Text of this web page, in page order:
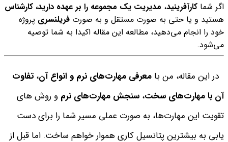
اگر شما کارآفرینید، مدیریت یک مجموعه را بر عهده دارید، کارشناس
هستید و یا حتی به صورت مستقل و به صورت فریلنسری پروژه
خود را انجام می‌دهید، مطالعه این مقاله اکیدا به شما توصیه
می‌شود.
در این مقاله، من با معرفی مهارت‌های نرم و انواع آن، تفاوت
آن با مهارت‌های سخت، سنجش مهارت‌های نرم و روش های
تقویت این مهارت‌ها، به صورت عملی مسیر شما را برای دست
یابی به بیشترین پتانسیل کاری هموار خواهم ساخت. اما قبل از